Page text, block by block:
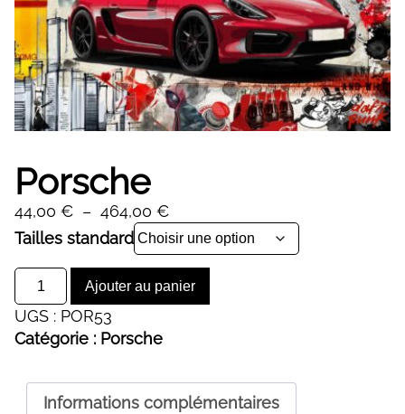
Porsche
44,00 € – 464,00 €Plage
de
prix :
44,00 €
à
Tailles standard
quantité
de
Porsche
Ajouter au panier
Alternative:
UGS : POR53
Catégorie : Porsche
Informations complémentaires